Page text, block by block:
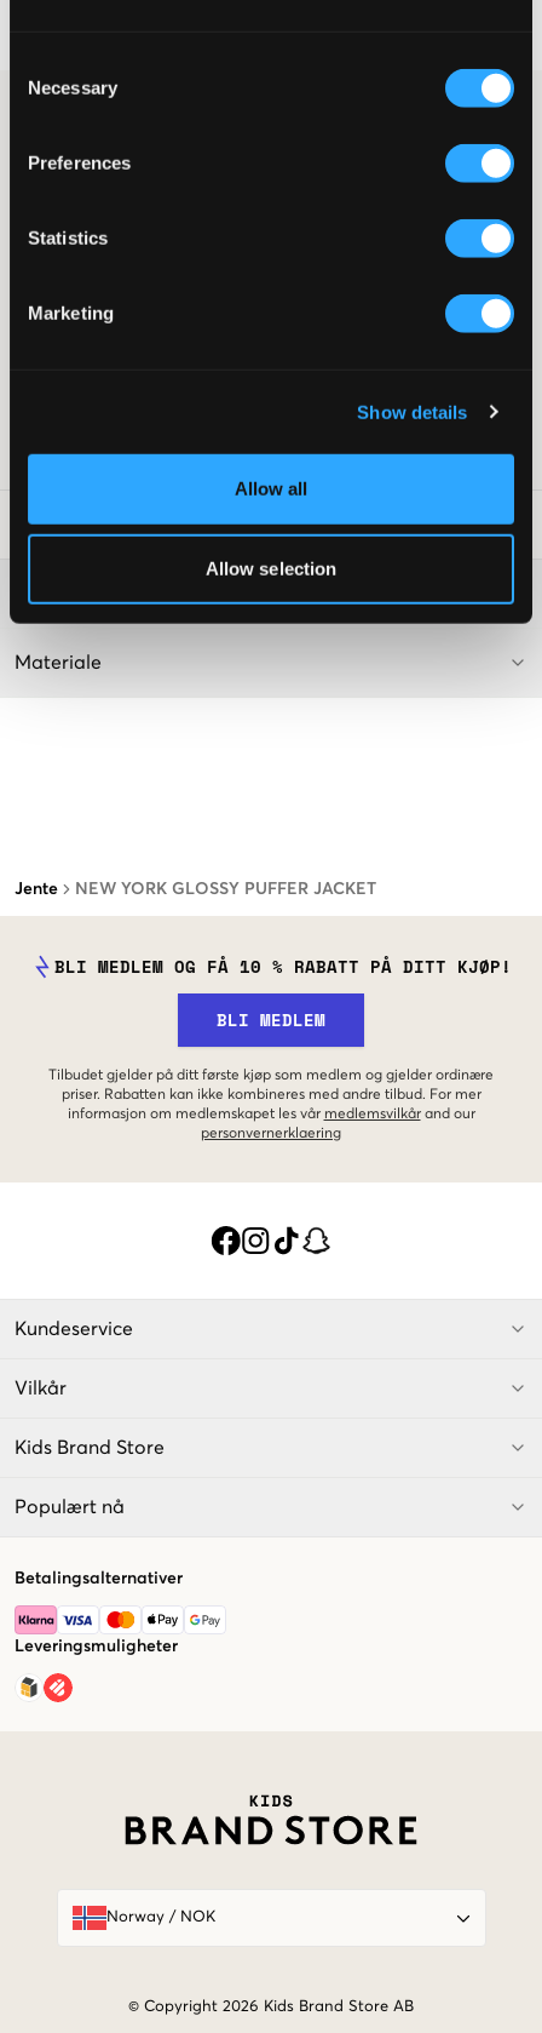
Selection
Necessary
Preferences
Statistics
Marketing
Show details
Allow all
Allow selection
Jente NEW YORK GLOSSY PUFFER JACKET
Hvit blank jakke fra Tommy Hilfiger. Vatteringen består av
ton. Lommer med knapp finnes foran. Strikk finnes i
ermelinninger og nederkant. Merkets logo er plassert på både
Jakke
Lommer med knapp
SKU:132243-001
Vaskeråd:
Materiale
BLI MEDLEM OG FÅ 10 % RABATT PÅ DITT KJØP!
BLI MEDLEM
Tilbudet gjelder på ditt første kjøp som medlem og gjelder ordinære
priser. Rabatten kan ikke kombineres med andre tilbud. For mer
informasjon om medlemskapet les vår medlemsvilkår and our
personvernerklaering
Kundeservice
Vilkår
Kids Brand Store
Populært nå
Betalingsalternativer
Leveringsmuligheter
Norway/ NOK
© Copyright 2026 Kids Brand Store AB